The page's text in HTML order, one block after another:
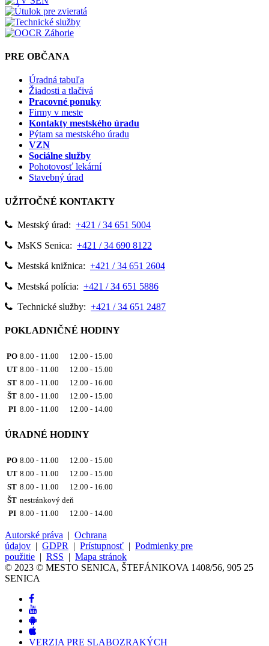
PRE OBČANA
Úradná tabuľa
Žiadosti a tlačivá
Pracovné ponuky
Firmy v meste
Kontakty mestského úradu
Pýtam sa mestského úradu
VZN
Sociálne služby
Pohotovosť lekární
Stavebný úrad
UŽITOČNÉ KONTAKTY
Mestský úrad: +421 / 34 651 5004
MsKS Senica: +421 / 34 690 8122
Mestská knižnica: +421 / 34 651 2604
Mestská polícia: +421 / 34 651 5886
Technické služby: +421 / 34 651 2487
POKLADNIČNÉ HODINY
PO 8.00 - 11.00 12.00 - 15.00
UT 8.00 - 11.00 12.00 - 15.00
ST 8.00 - 11.00 12.00 - 16.00
ŠT 8.00 - 11.00 12.00 - 15.00
PI 8.00 - 11.00 12.00 - 14.00
ÚRADNÉ HODINY
PO 8.00 - 11.00 12.00 - 15.00
UT 8.00 - 11.00 12.00 - 15.00
ST 8.00 - 11.00 12.00 - 16.00
ŠT nestránkový deň
PI 8.00 - 11.00 12.00 - 14.00
Autorské práva | Ochrana
údajov | GDPR | Prístupnosť | Podmienky pre
použitie | RSS | Mapa stránok
© 2023 © MESTO SENICA, ŠTEFÁNIKOVA 1408/56, 905 25
SENICA
VERZIA PRE SLABOZRAKÝCH